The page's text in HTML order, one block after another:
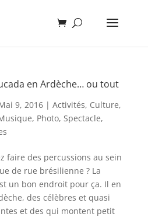
en Ardèche… ou tout
9, 2016| Activités, Culture,
, Photo, Spectacle,
faire des percussions au sein
de rue brésilienne ? La
un bon endroit pour ça. Il en
des célèbres et quasi
et des qui montent petit